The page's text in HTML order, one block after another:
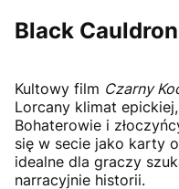
Black
Kultowy film Czarny
Lorcany klimat
Bohaterowie i
się w secie jako karty
idealne dla graczy
narracyjnie historii.